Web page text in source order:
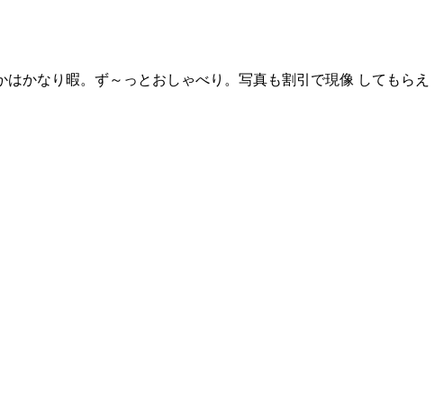
かなり暇。ず～っとおしゃべり。写真も割引で現像 してもらえ